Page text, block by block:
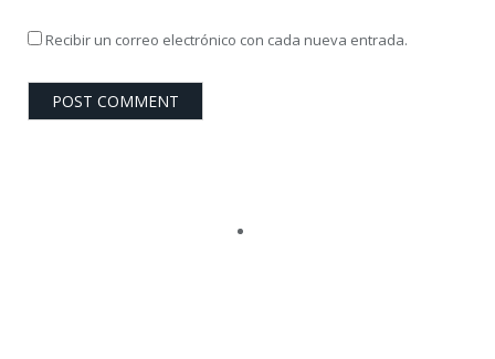
Recibir un correo electrónico con cada nueva entrada.